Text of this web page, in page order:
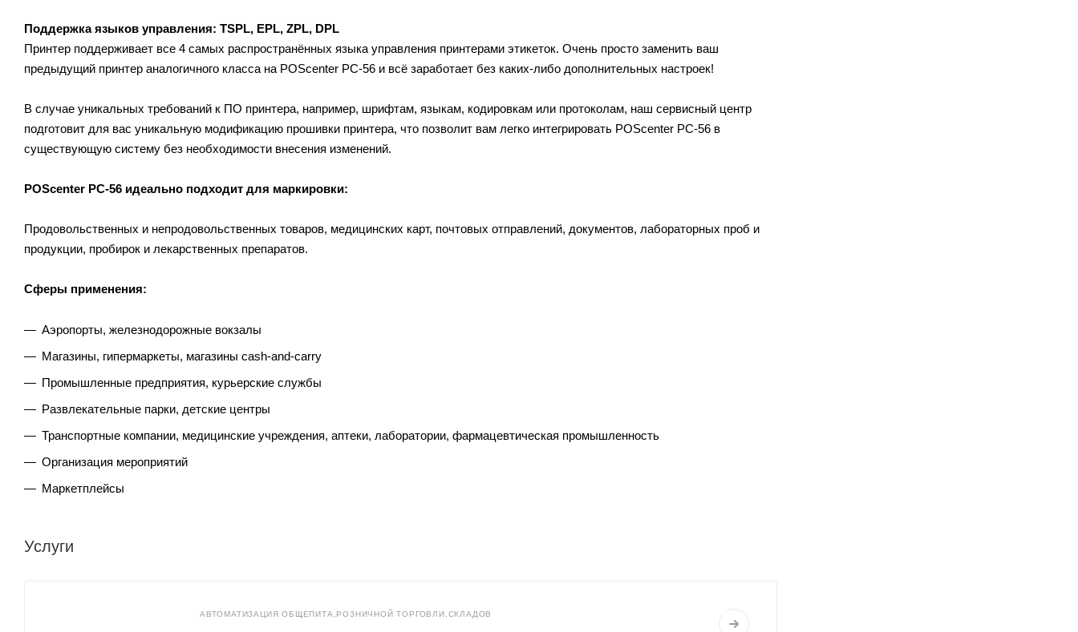
Поддержка языков управления: TSPL, EPL, ZPL, DPL
Принтер поддерживает все 4 самых распространённых языка управления принтерами этикеток. Очень просто заменить ваш
предыдущий принтер аналогичного класса на POScenter PC-56 и всё заработает без каких-либо дополнительных настроек!
В случае уникальных требований к ПО принтера, например, шрифтам, языкам, кодировкам или протоколам, наш сервисный центр
подготовит для вас уникальную модификацию прошивки принтера, что позволит вам легко интегрировать POScenter PC-56 в
существующую систему без необходимости внесения изменений.
POScenter PC-56 идеально подходит для маркировки:
Продовольственных и непродовольственных товаров, медицинских карт, почтовых отправлений, документов, лабораторных проб и
продукции, пробирок и лекарственных препаратов.
Сферы применения:
Аэропорты, железнодорожные вокзалы
Магазины, гипермаркеты, магазины cash-and-carry
Промышленные предприятия, курьерские службы
Развлекательные парки, детские центры
Транспортные компании, медицинские учреждения, аптеки, лаборатории, фармацевтическая промышленность
Организация мероприятий
Маркетплейсы
Услуги
АВТОМАТИЗАЦИЯ ОБЩЕПИТА,РОЗНИЧНОЙ ТОРГОВЛИ,СКЛАДОВ